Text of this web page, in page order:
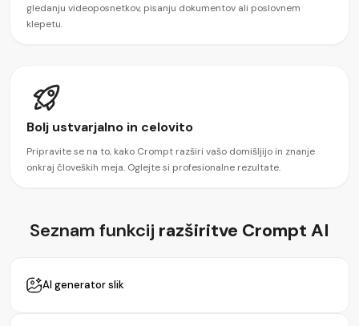
gledanju videoposnetkov, pisanju dokumentov ali poslovnem
klepetu.
Bolj ustvarjalno in celovito
Pripravite se na to, kako Crompt razširi vašo domišljijo in znanje
onkraj človeških meja. Oglejte si profesionalne rezultate.
Seznam funkcij razširitve Crompt AI
AI generator slik